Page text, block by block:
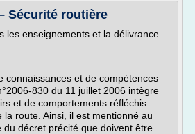
Sécurité routière
les enseignements et la délivrance
connaissances et de compétences
830 du 11 juillet 2006 intègre
et de comportements réfléchis
la route. Ainsi, il est mentionné au
du décret précité que doivent être